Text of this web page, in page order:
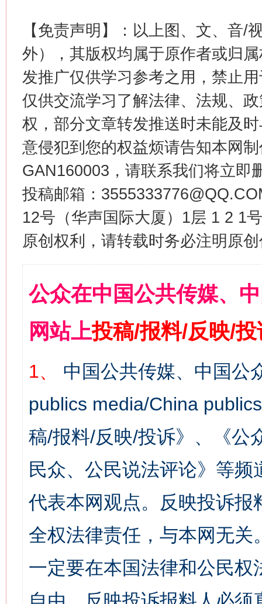
【免责声明】：以上图、文、音/
外），其版权均属于原作者或归
发推广仅供学习参考之用，禁止
仅供交流学习了解法律、法规、
权，部分文章转发推送时未能及
意侵犯到您的权益烦请告知本网
GAN160003，请联系我们将立即
投稿邮箱：
12号（华声国际大厦）1层 1 2 1
原创权利，请转载时务必注明原
公众在中国公共传媒、
网站上投稿/报料/反映/
1、
中国公共传媒、中国公
publics media/China
稿/报料/反映/投诉》、《公
民众、公民说法评论》等
代表本网观点。反映投诉
全权法律责任，与本网无
一定要在本国法律和公民